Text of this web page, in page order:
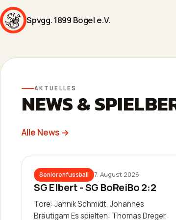
Spvgg. 1899 Bogel e.V.
AKTUELLES
NEWS &
Alle News →
Seniorenfussball 7. August 2026
SG Elbert - SG BoReiBo 2:2
Tore: Jannik Schmidt, Johannes
Bräutigam Es spielten: Thomas Dreger,